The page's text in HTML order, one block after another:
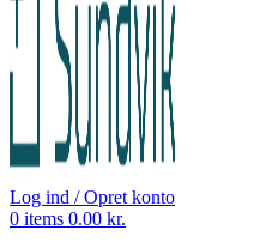
Log ind / Opret konto
0 items 0.00 kr.